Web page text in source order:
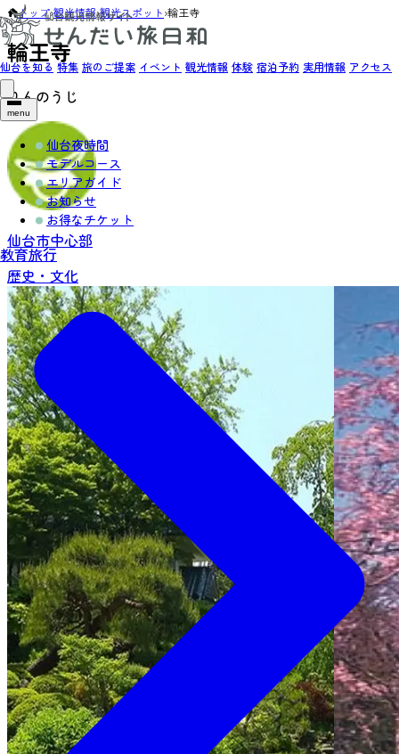
仙台を知る 特集 旅のご提案 イベント 観光情報 体験 宿泊予約 実用情報 アクセス
menu
仙台夜時間
モデルコース
エリアガイド
お知らせ
お得なチケット
教育旅行
トップ›観光情報›観光スポット›輪王寺
輪王寺
りんのうじ
仙台市中心部
歴史・文化